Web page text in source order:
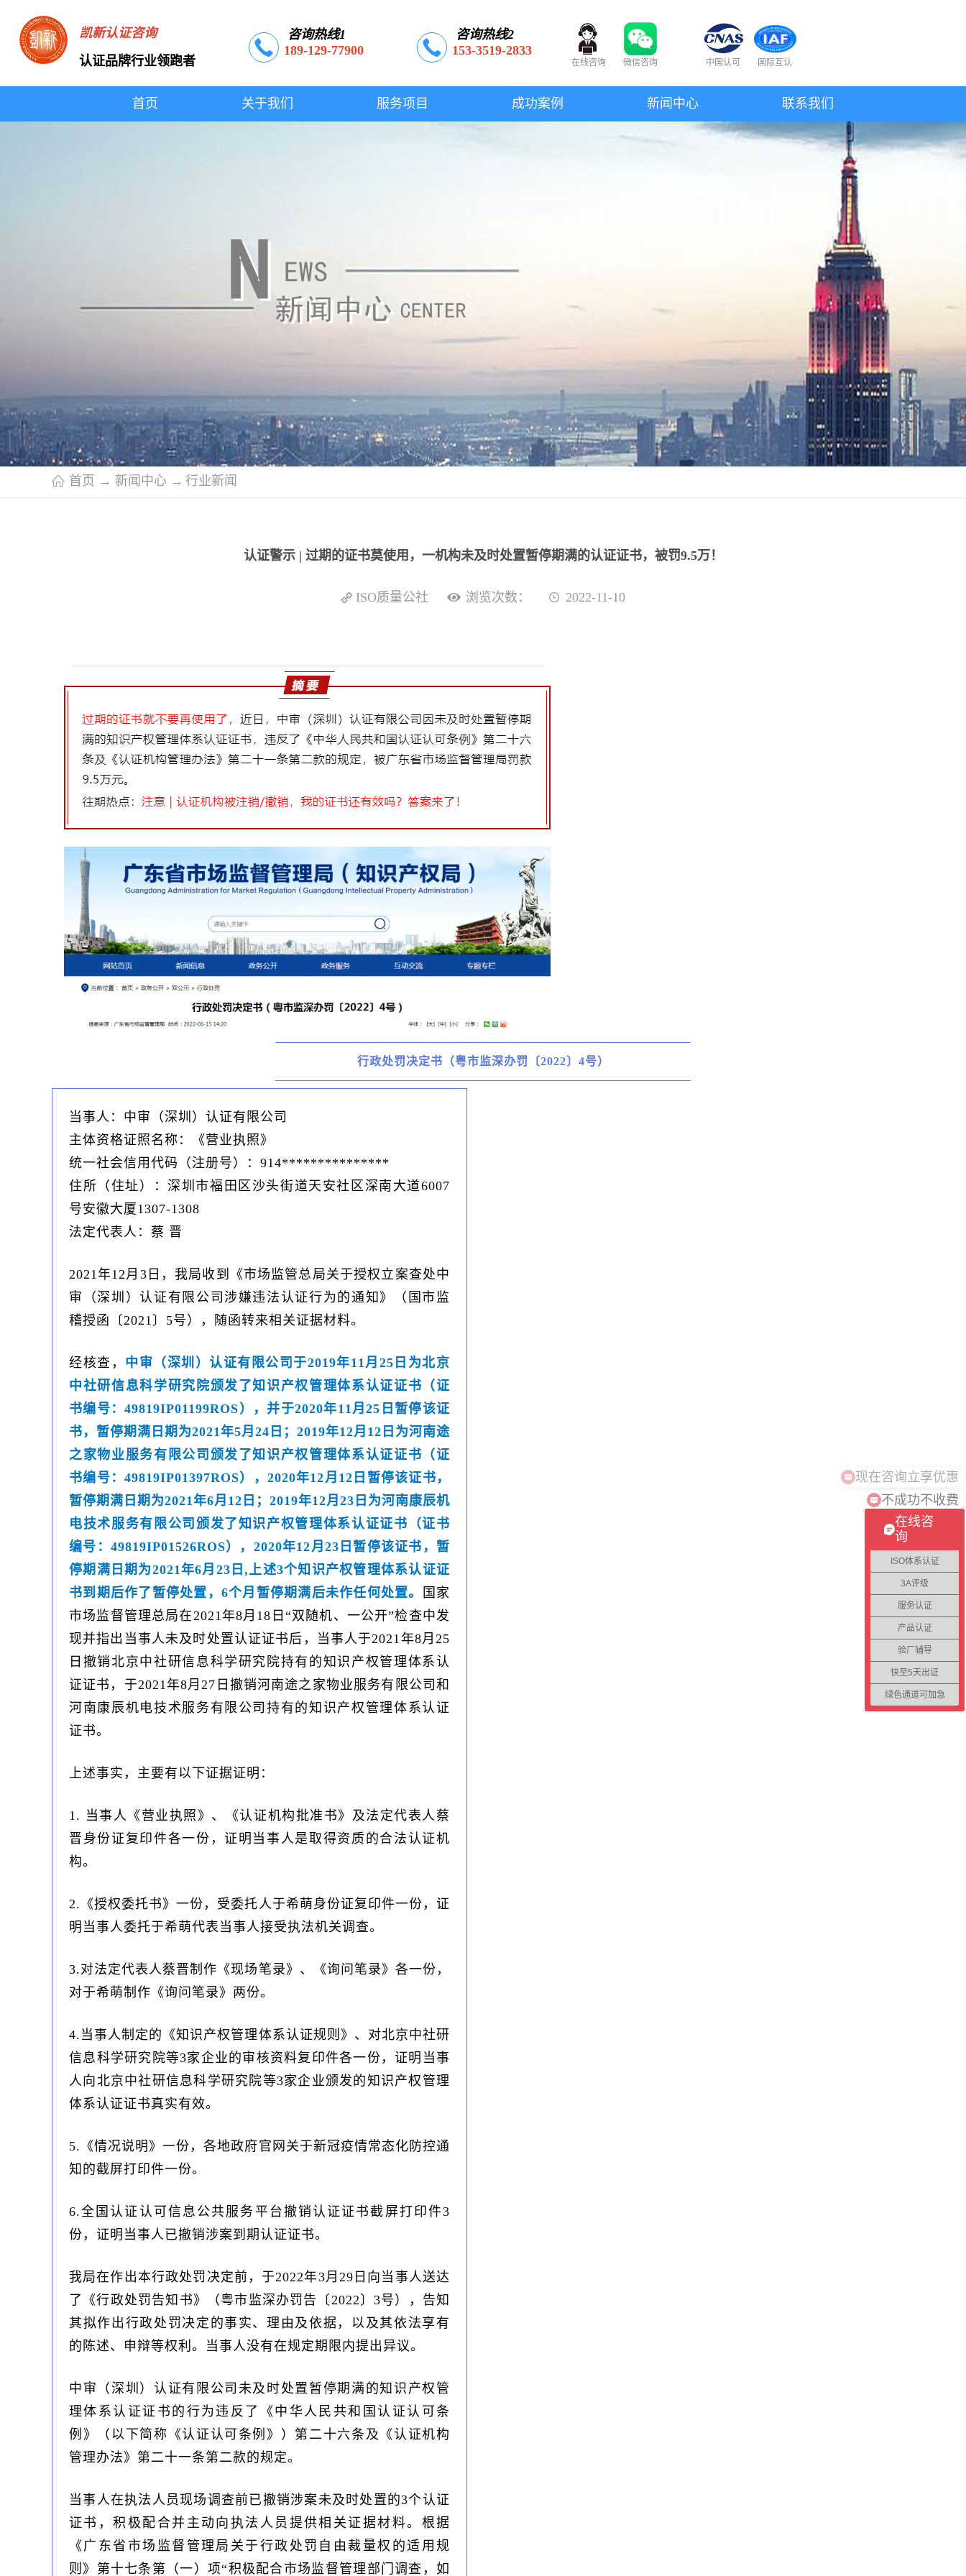
凯新认证咨询
认证品牌行业领跑者
咨询热线1
189-129-77900
咨询热线2
153-3519-2833
在线咨询 微信咨询 中国认可 国际互认
首页 关于我们 服务项目 成功案例 新闻中心 联系我们
首页 → 新闻中心 → 行业新闻
认证警示 | 过期的证书莫使用，一机构未及时处置暂停期满的认证证书，被罚9.5万！
ISO质量公社 浏览次数： 2022-11-10
行政处罚决定书（粤市监深办罚〔2022〕4号）
当事人：中审（深圳）认证有限公司
主体资格证照名称：《营业执照》
统一社会信用代码（注册号）：914***************
住所（住址）：深圳市福田区沙头街道天安社区深南大道6007
号安徽大厦1307-1308
法定代表人：蔡 晋
2021年12月3日，我局收到《市场监管总局关于授权立案查处中
审（深圳）认证有限公司涉嫌违法认证行为的通知》（国市监
稽授函〔2021〕5号），随函转来相关证据材料。
经核查， 中审（深圳）认证有限公司于2019年11月25日为北京
中社研信息科学研究院颁发了知识产权管理体系认证证书（证
书编号：49819IP01199ROS），并于2020年11月25日暂停该证
书，暂停期满日期为2021年5月24日；2019年12月12日为河南途
之家物业服务有限公司颁发了知识产权管理体系认证证书（证
书编号：49819IP01397ROS），2020年12月12日暂停该证书，
暂停期满日期为2021年6月12日；2019年12月23日为河南康辰机
电技术服务有限公司颁发了知识产权管理体系认证证书（证书
编号：49819IP01526ROS），2020年12月23日暂停该证书，暂
停期满日期为2021年6月23日,上述3个知识产权管理体系认证证
书到期后作了暂停处置，6个月暂停期满后未作任何处置。
国家
市场监督管理总局在2021年8月18日“双随机、一公开”检查中发
现并指出当事人未及时处置认证证书后，当事人于2021年8月25
日撤销北京中社研信息科学研究院持有的知识产权管理体系认
证证书，于2021年8月27日撤销河南途之家物业服务有限公司和
河南康辰机电技术服务有限公司持有的知识产权管理体系认证
证书。
上述事实，主要有以下证据证明：
1. 当事人《营业执照》、《认证机构批准书》及法定代表人蔡
晋身份证复印件各一份，证明当事人是取得资质的合法认证机
构。
2.《授权委托书》一份，受委托人于希萌身份证复印件一份，证
明当事人委托于希萌代表当事人接受执法机关调查。
3.对法定代表人蔡晋制作《现场笔录》、《询问笔录》各一份，
对于希萌制作《询问笔录》两份。
4.当事人制定的《知识产权管理体系认证规则》、对北京中社研
信息科学研究院等3家企业的审核资料复印件各一份，证明当事
人向北京中社研信息科学研究院等3家企业颁发的知识产权管理
体系认证证书真实有效。
5.《情况说明》一份，各地政府官网关于新冠疫情常态化防控通
知的截屏打印件一份。
6.全国认证认可信息公共服务平台撤销认证证书截屏打印件3
份，证明当事人已撤销涉案到期认证证书。
我局在作出本行政处罚决定前，于2022年3月29日向当事人送达
了《行政处罚告知书》（粤市监深办罚告〔2022〕3号），告知
其拟作出行政处罚决定的事实、理由及依据，以及其依法享有
的陈述、申辩等权利。当事人没有在规定期限内提出异议。
中审（深圳）认证有限公司未及时处置暂停期满的知识产权管
理体系认证证书的行为违反了《中华人民共和国认证认可条
例》（以下简称《认证认可条例》）第二十六条及《认证机构
管理办法》第二十一条第二款的规定。
当事人在执法人员现场调查前已撤销涉案未及时处置的3个认证
证书，积极配合并主动向执法人员提供相关证据材料。根据
《广东省市场监督管理局关于行政处罚自由裁量权的适用规
则》第十七条第（一）项“积极配合市场监督管理部门调查，如
在线咨
询
ISO体系认证
3A评级
服务认证
产品认证
验厂辅导
快至5天出证
绿色通道可加急
不成功不收费